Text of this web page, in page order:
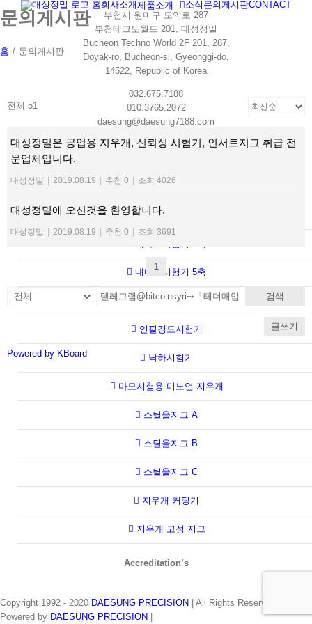
to
홈회사소개제품소개 소식 문의게시판CONTACT
문의게시판
홈 / 문의게시판
전체 51
대성정밀은 공업용 지우개, 신뢰성 시험기, 인서트지그 취급 전
문업체입니다.
대성정밀 2019.08.19 추천 0 조회 4026
대성정밀에 오신것을 환영합니다.
대성정밀 2019.08.19 추천 0 조회 3691
1
검색
글쓰기
Powered by KBoard
부천시 원미구 도약로 287
부천테크노월드 201, 대성정밀
Bucheon Techno World 2F 201, 287,
Doyak-ro, Bucheon-si, Gyeonggi-do,
14522, Republic of Korea
032.675.7188
010.3765.2072
daesung@daesung7188.com
내마모시험기 1축
내마모시험기 5축
RCA시험기
연필경도시험기
낙하시험기
마모시험용 미노언 지우개
스틸울지그 A
스틸울지그 B
스틸울지그 C
지우개 커팅기
지우개 고정 지그
Accreditation’s
Copyright 1992 - 2020 DAESUNG PRECISION | All Rights Reserved |
Powered by DAESUNG PRECISION